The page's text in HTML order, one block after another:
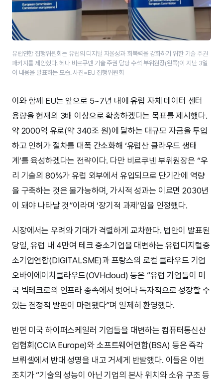
유럽연합 집행위원회는 유럽의 디지털 자율성과 회복력을 강화하기 위한 기술 주권
패키지를 제안했다. 헤나 비르쿠넨 기술 주권 담당 수석 부위원장(왼쪽)이 지난 3일
이 내용을 발표하는 모습. 사진=EU 집행위원회
이와 함께 EU는 앞으로 5~7년 내에 유럽 자체 데이터 센터
용량을 현재의 3배 이상으로 확충하겠다는 목표를 제시했다.
약 2000억 유로(약 340조 원)에 달하는 대규모 자금을 투입
하고 인허가 절차를 대폭 간소화해 ‘유럽산 클라우드 생태
계’를 육성하겠다는 전략이다. 다만 비르쿠넨 부위원장은 “우
리 기술의 80%가 유럽 외부에서 유입되므로 단기간에 역량
을 구축하는 것은 불가능하며, 가시적 성과는 이르면 2030년
이 돼야 나타날 것”이라며 ‘장기적 과제’임을 인정했다.
시장에서는 우려와 기대가 격렬하게 교차한다. 법안이 발표된
당일, 유럽 내 4만여 테크 중소기업을 대변하는 유럽디지털중
소기업연합(DIGITALSME)과 프랑스의 로컬 클라우드 기업
오바이에이치클라우드(OVHcloud) 등은 “유럽 기업들이 미
국 빅테크로의 인프라 종속에서 벗어나 독자적으로 성장할 수
있는 결정적 발판이 마련됐다”며 일제히 환영했다.
반면 미국 하이퍼스케일러 기업들을 대변하는 컴퓨터통신산
업협회(CCIA Europe)와 소프트웨어연합(BSA) 등은 즉각
브뤼셀에서 반대 성명을 내고 거세게 반발했다. 이들은 이번
조치가 “기술의 성능이 아닌 기업의 본사 위치와 소유 구조 등